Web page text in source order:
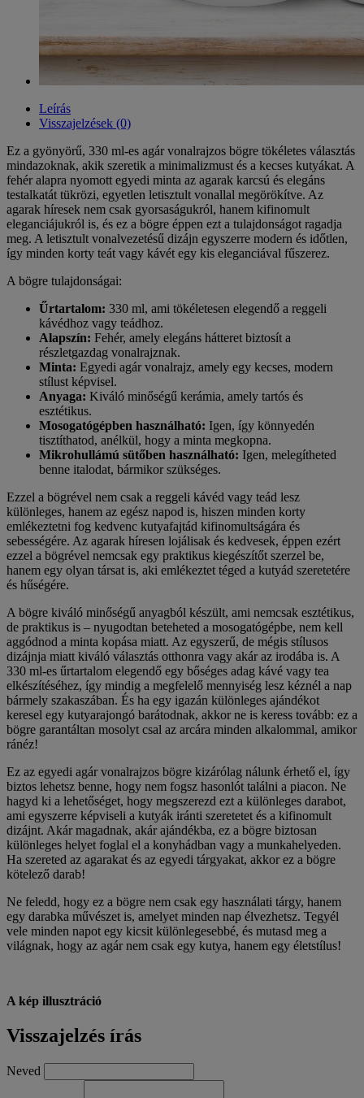
Leírás
Visszajelzések (0)
Ez a gyönyörű, 330 ml-es agár vonalrajzos bögre tökéletes választás
mindazoknak, akik szeretik a minimalizmust és a kecses kutyákat. A
fehér alapra nyomott egyedi minta az agarak karcsú és elegáns
testalkatát tükrözi, egyetlen letisztult vonallal megörökítve. Az
agarak híresek nem csak gyorsaságukról, hanem kifinomult
eleganciájukról is, és ez a bögre éppen ezt a tulajdonságot ragadja
meg. A letisztult vonalvezetésű dizájn egyszerre modern és időtlen,
így minden korty teát vagy kávét egy kis eleganciával fűszerez.
A bögre tulajdonságai:
Űrtartalom: 330 ml, ami tökéletesen elegendő a reggeli
kávédhoz vagy teádhoz.
Alapszín: Fehér, amely elegáns hátteret biztosít a
részletgazdag vonalrajznak.
Minta: Egyedi agár vonalrajz, amely egy kecses, modern
stílust képvisel.
Anyaga: Kiváló minőségű kerámia, amely tartós és
esztétikus.
Mosogatógépben használható: Igen, így könnyedén
tisztíthatod, anélkül, hogy a minta megkopna.
Mikrohullámú sütőben használható: Igen, melegítheted
benne italodat, bármikor szükséges.
Ezzel a bögrével nem csak a reggeli kávéd vagy teád lesz
különleges, hanem az egész napod is, hiszen minden korty
emlékeztetni fog kedvenc kutyafajtád kifinomultságára és
sebességére. Az agarak híresen lojálisak és kedvesek, éppen ezért
ezzel a bögrével nemcsak egy praktikus kiegészítőt szerzel be,
hanem egy olyan társat is, aki emlékeztet téged a kutyád szeretetére
és hűségére.
A bögre kiváló minőségű anyagból készült, ami nemcsak esztétikus,
de praktikus is – nyugodtan beteheted a mosogatógépbe, nem kell
aggódnod a minta kopása miatt. Az egyszerű, de mégis stílusos
dizájnja miatt kiváló választás otthonra vagy akár az irodába is. A
330 ml-es űrtartalom elegendő egy bőséges adag kávé vagy tea
elkészítéséhez, így mindig a megfelelő mennyiség lesz kéznél a nap
bármely szakaszában. És ha egy igazán különleges ajándékot
keresel egy kutyarajongó barátodnak, akkor ne is keress tovább: ez a
bögre garantáltan mosolyt csal az arcára minden alkalommal, amikor
ránéz!
Ez az egyedi agár vonalrajzos bögre kizárólag nálunk érhető el, így
biztos lehetsz benne, hogy nem fogsz hasonlót találni a piacon. Ne
hagyd ki a lehetőséget, hogy megszerezd ezt a különleges darabot,
ami egyszerre képviseli a kutyák iránti szeretetet és a kifinomult
dizájnt. Akár magadnak, akár ajándékba, ez a bögre biztosan
különleges helyet foglal el a konyhádban vagy a munkahelyeden.
Ha szereted az agarakat és az egyedi tárgyakat, akkor ez a bögre
kötelező darab!
Ne feledd, hogy ez a bögre nem csak egy használati tárgy, hanem
egy darabka művészet is, amelyet minden nap élvezhetsz. Tegyél
vele minden napot egy kicsit különlegesebbé, és mutasd meg a
világnak, hogy az agár nem csak egy kutya, hanem egy életstílus!
A kép illusztráció
Visszajelzés írás
Neved